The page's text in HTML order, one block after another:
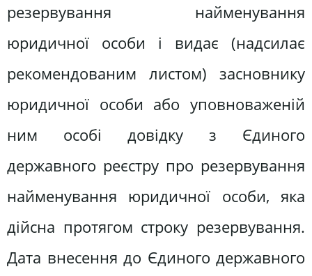
резервування найменування
юридичної особи і видає (надсилає
рекомендованим листом) засновнику
юридичної особи або уповноваженій
ним особі довідку з Єдиного
державного реєстру про резервування
найменування юридичної особи, яка
дійсна протягом строку резервування.
Дата внесення до Єдиного державного